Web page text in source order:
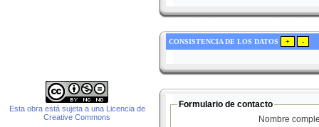
Esta obra está sujeta a una Licencia de
Creative Commons
CONSISTENCIA DE LOS DATOS
Formulario de contacto
Nombre